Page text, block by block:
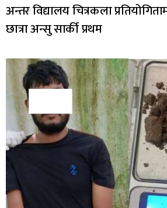
अन्तर विद्यालय चित्रकला
छात्रा अन्सु सार्की प्रथम